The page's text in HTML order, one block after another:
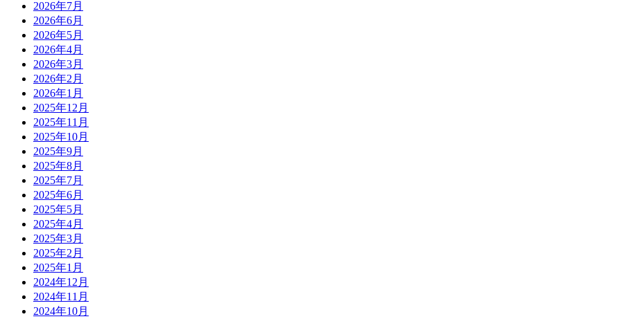
2026年7月
2026年6月
2026年5月
2026年4月
2026年3月
2026年2月
2026年1月
2025年12月
2025年11月
2025年10月
2025年9月
2025年8月
2025年7月
2025年6月
2025年5月
2025年4月
2025年3月
2025年2月
2025年1月
2024年12月
2024年11月
2024年10月